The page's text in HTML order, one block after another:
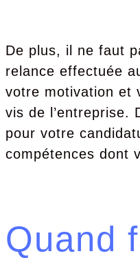
De plus, il ne faut
relance effectuée
votre motivation et
vis de l’entreprise.
pour votre
compétences dont
Quand